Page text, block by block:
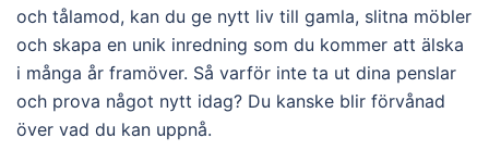
och tålamod, kan du ge nytt liv till gamla, slitna möbler
och skapa en unik inredning som du kommer att älska
i många år framöver. Så varför inte ta ut dina penslar
och prova något nytt idag? Du kanske blir förvånad
över vad du kan uppnå.